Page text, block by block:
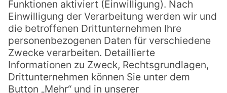
von Kochgeschirr und dem Weben von
Wandbehängen, bis hin zum kulinarischen
Erbe der Südsee – die Tour im Samoa
Cultural Village lässt wirklich nichts aus.
Samoanische Tattoos –